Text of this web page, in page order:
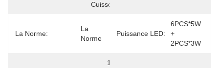
Cuisson
La Norme:
La
Norme
Puissance LED:
6PCS*5W
+
2PCS*3W
10 À 80